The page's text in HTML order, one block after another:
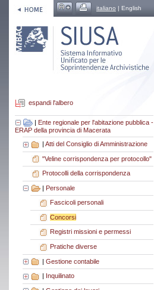
italiano | English
espandi l'albero
| Ente regionale per l'abitazione pubblica -
ERAP della provincia di Macerata
| Atti del Consiglio di Amministrazione
"Veline corrispondenza per protocollo"
Protocolli della corrispondenza
| Personale
Fascicoli personali
Concorsi
Registri missioni e permessi
Pratiche diverse
| Gestione contabile
| Inquilinato